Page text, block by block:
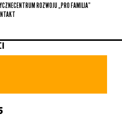
CENTRUM ROZWOJU „PRO FAMILIA”